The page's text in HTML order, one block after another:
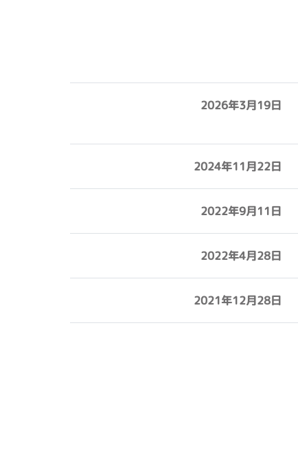
2026年3月19日
2024年11月22日
2022年9月11日
2022年4月28日
2021年12月28日